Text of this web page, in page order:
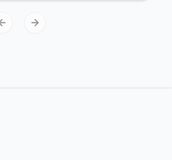
Previous slide
Next slide